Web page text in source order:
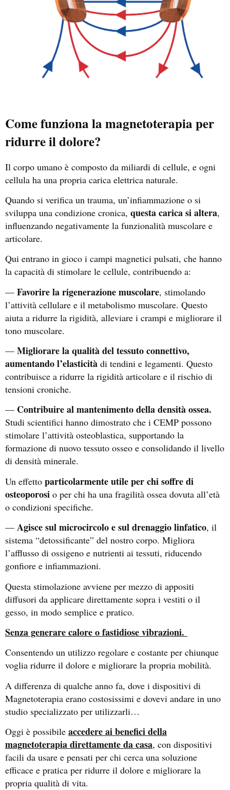
Come funziona la magnetoterapia per
ridurre il dolore?
Il corpo umano è composto da miliardi di cellule, e ogni
cellula ha una propria carica elettrica naturale.
Quando si verifica un trauma, un’infiammazione o si
sviluppa una condizione cronica, questa carica si altera,
influenzando negativamente la funzionalità muscolare e
articolare.
Qui entrano in gioco i campi magnetici pulsati, che hanno
la capacità di stimolare le cellule, contribuendo a:
— Favorire la rigenerazione muscolare, stimolando
l’attività cellulare e il metabolismo muscolare. Questo
aiuta a ridurre la rigidità, alleviare i crampi e migliorare il
tono muscolare.
— Migliorarela qualità del tessuto connettivo,
aumentando l’elasticità di tendini e legamenti. Questo
contribuisce a ridurre la rigidità articolare e il rischio di
tensioni croniche.
— Contribuire al mantenimento della densità ossea.
Studi scientifici hanno dimostrato che i CEMP possono
stimolare l’attività osteoblastica, supportando la
formazione di nuovo tessuto osseo e consolidando il livello
di densità minerale.
Un effetto particolarmente utile per chi soffre di
osteoporosi o per chi ha una fragilità ossea dovuta all’età
o condizioni specifiche.
— Agisce sul microcircolo e sul drenaggio linfatico, il
sistema “detossificante” del nostro corpo. Migliora
l’afflusso di ossigeno e nutrienti ai tessuti, riducendo
gonfiore e infiammazioni.
Questa stimolazione avviene per mezzo di appositi
diffusori da applicare direttamente sopra i vestiti o il
gesso, in modo semplice e pratico.
Senza generare calore o fastidiose vibrazioni.
Consentendo un utilizzo regolare e costante per chiunque
voglia ridurre il dolore e migliorare la propria mobilità.
A differenza di qualche anno fa, dove i dispositivi di
Magnetoterapia erano costosissimi e dovevi andare in uno
studio specializzato per utilizzarli…
Oggi è possibile accedere ai benefici della
magnetoterapia direttamente da casa, con dispositivi
facili da usare e pensati per chi cerca una soluzione
efficace e pratica per ridurre il dolore e migliorare la
propria qualità di vita.